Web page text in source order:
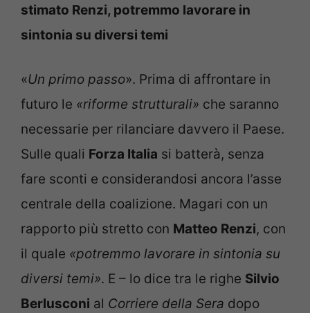
stimato Renzi, potremmo lavorare in
sintonia su diversi temi
«Un primo passo». Prima di affrontare in
futuro le «riforme strutturali» che saranno
necessarie per rilanciare davvero il Paese.
Sulle quali Forza Italia si batterà, senza
fare sconti e considerandosi ancora l’asse
centrale della coalizione. Magari con un
rapporto più stretto con Matteo Renzi, con
il quale «potremmo lavorare in sintonia su
diversi temi». E – lo dice tra le righe Silvio
Berlusconi al Corriere della Sera dopo